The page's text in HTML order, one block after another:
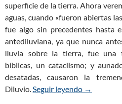
superficie de la tierra. Ahora
aguas, cuando «fueron abiertas
fue algo sin precedentes hasta
antediluviana, ya que nunca
lluvia sobre la tierra, fue una
bíblicas, un cataclismo; y
desatadas, causaron la
Diluvio.Seguir leyendo Génesis
→